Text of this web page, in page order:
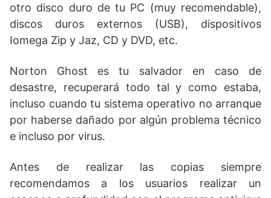
otro disco duro de tu PC (muy recomendable),
discos duros externos (USB), dispositivos
Iomega Zip y Jaz, CD y DVD, etc.
Norton Ghost es tu salvador en caso de
desastre, recuperará todo tal y como estaba,
incluso cuando tu sistema operativo no arranque
por haberse dañado por algún problema técnico
e incluso por virus.
Antes de realizar las copias siempre
recomendamos a los usuarios realizar un